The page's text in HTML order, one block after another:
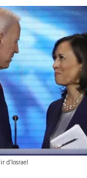
d’Iosrael